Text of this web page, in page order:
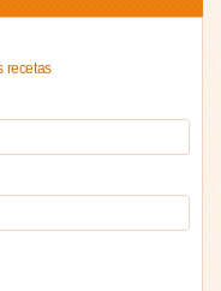
recetas